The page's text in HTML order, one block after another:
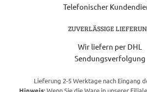
Telefonischer
ZUVERLÄSSIGE
Wir liefern per DHL
Sendungsverfolgung
Lieferung 2-5 Werktage nach Eingang
Hinweis:Wenn Sie die Ware in unserer